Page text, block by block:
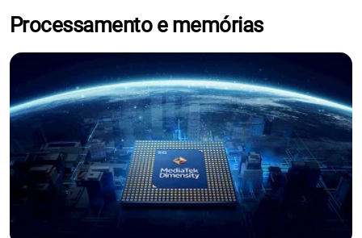
Processamento e memórias